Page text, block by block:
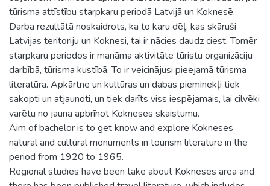
tūrisma attīstību starpkaru periodā Latvijā un Koknesē.
Darba rezultātā noskaidrots, ka to karu dēļ, kas skāruši
Latvijas teritoriju un Koknesi, tai ir nācies daudz ciest. Tomēr
starpkaru periodos ir manāma aktivitāte tūristu organizāciju
darbībā, tūrisma kustībā. To ir veicinājusi pieejamā tūrisma
literatūra. Apkārtne un kultūras un dabas pieminekļi tiek
sakopti un atjaunoti, un tiek darīts viss iespējamais, lai cilvēki
varētu no jauna apbrīnot Kokneses skaistumu.
Aim of bachelor is to get know and explore Kokneses
natural and cultural monuments in tourism literature in the
period from 1920 to 1965.
Regional studies have been take about Kokneses area and